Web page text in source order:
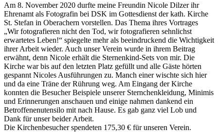
Am 8. November 2020 durfte meine Freundin Nicole Dilzer ihr
Ehrenamt als Fotografin bei DSK im Gottesdienst der kath. Kirche
St. Stefan in Oberachern vorstellen. Das Thema ihres Vortrages
„Wir fotografieren nicht den Tod, wir fotografieren sehnlichst
erwartetes Leben!“ spiegelte mehr als beeindruckend die Wichtigkeit
ihrer Arbeit wieder. Auch unser Verein wurde in ihrem Beitrag
erwähnt, denn Nicole erhält die Sternenkind-Sets von mir. Die
Kirche war bis auf den letzten Platz gefüllt und alle Gäste hörten
gespannt Nicoles Ausführungen zu. Manch einer wischte sich hier
und da eine Träne der Rührung weg. Am Eingang der Kirche
konnten die Besucher Beispiele unserer Sternchenkleidung, Minimis
und Erinnerungen anschauen und einige nahmen dankend ein
Betroffenenutensilo mit nach Hause. Es gab ganz viel Lob und
Dank für unser beider Arbeit.
Die Kirchenbesucher spendeten 175,30 € für unseren Verein.